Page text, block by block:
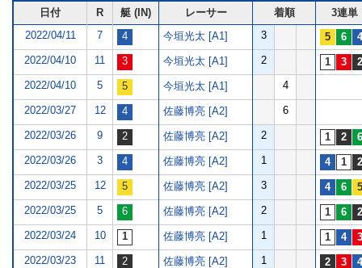
日付 R 艇 (IN) レーサー 着順
3連単
2022/04/11
7 今垣光太 [A1] 3
2022/04/10 11 今垣光太 [A1] 2
2022/04/10 5 今垣光太 [A1] 4
2022/03/27 12 佐藤博亮 [A2] 6
2022/03/26 9 佐藤博亮 [A2] 2
2022/03/26 3 佐藤博亮 [A2] 1
2022/03/25 12 佐藤博亮 [A2] 3
2022/03/25 5 佐藤博亮 [A2] 2
2022/03/24 10 佐藤博亮 [A2] 1
2022/03/23 11 佐藤博亮 [A2] 1